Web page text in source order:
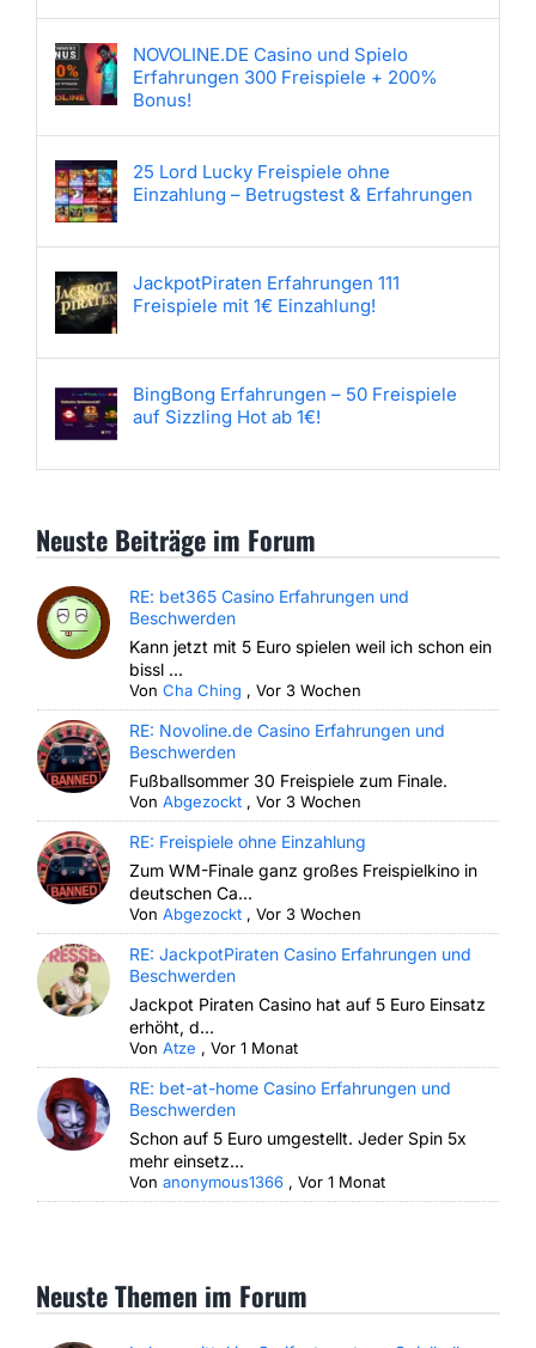
NOVOLINE.DE Casino und Spielo
Erfahrungen 300 Freispiele + 200%
Bonus!
25 Lord Lucky Freispiele ohne
Einzahlung – Betrugstest & Erfahrungen
JackpotPiraten Erfahrungen 111
Freispiele mit 1€ Einzahlung!
BingBong Erfahrungen – 50 Freispiele
auf Sizzling Hot ab 1€!
Neuste Beiträge im Forum
RE: bet365 Casino Erfahrungen und
Beschwerden
Kann jetzt mit 5 Euro spielen weil ich schon ein
bissl ...
VonCha Ching ,Vor 3 Wochen
RE: Novoline.de Casino Erfahrungen und
Beschwerden
Fußballsommer 30 Freispiele zum Finale.
VonAbgezockt ,Vor 3 Wochen
RE: Freispiele ohne Einzahlung
Zum WM-Finale ganz großes Freispielkino in
deutschen Ca...
VonAbgezockt ,Vor 3 Wochen
RE: JackpotPiraten Casino Erfahrungen und
Beschwerden
Jackpot Piraten Casino hat auf 5 Euro Einsatz
erhöht, d...
VonAtze ,Vor 1 Monat
RE: bet-at-home Casino Erfahrungen und
Beschwerden
Schon auf 5 Euro umgestellt. Jeder Spin 5x
mehr einsetz...
Vonanonymous1366 ,Vor 1 Monat
Neuste Themen im Forum